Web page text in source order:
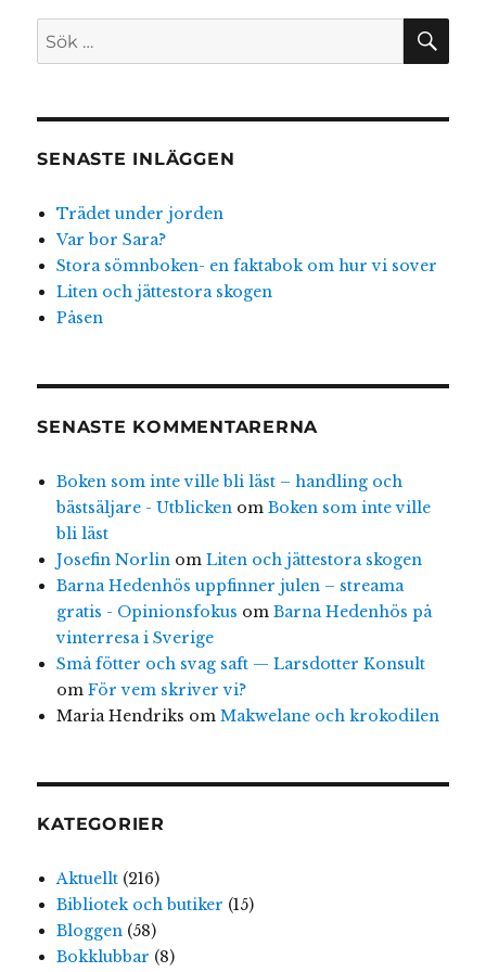
SENASTE INLÄGGEN
Trädet under jorden
Var bor Sara?
Stora sömnboken- en faktabok om hur vi sover
Liten och jättestora skogen
Påsen
SENASTE KOMMENTARERNA
Boken som inte ville bli läst – handling och
bästsäljare - Utblicken om Boken som inte ville
bli läst
Josefin Norlin om Liten och jättestora skogen
Barna Hedenhös uppfinner julen – streama
gratis - Opinionsfokus om Barna Hedenhös på
vinterresa i Sverige
Små fötter och svag saft — Larsdotter Konsult
om För vem skriver vi?
Maria Hendriks om Makwelane och krokodilen
KATEGORIER
Aktuellt(216)
Bibliotek och butiker (15)
Bloggen(58)
Bokklubbar (8)